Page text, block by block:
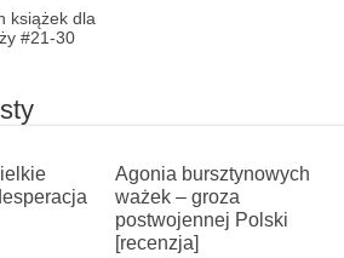
książek dla
#21-30
Agonia bursztynowych
ważek – groza
postwojennej Polski
[recenzja]